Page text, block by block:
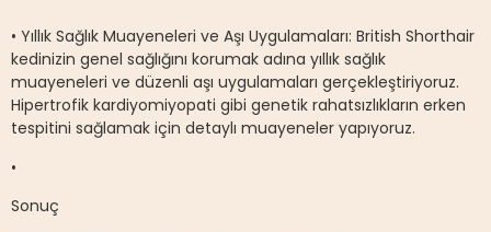
• Yıllık Sağlık Muayeneleri ve Aşı Uygulamaları: British Shorthair
kedinizin genel sağlığını korumak adına yıllık sağlık
muayeneleri ve düzenli aşı uygulamaları gerçekleştiriyoruz.
Hipertrofik kardiyomiyopati gibi genetik rahatsızlıkların erken
tespitini sağlamak için detaylı muayeneler yapıyoruz.
•
Sonuç